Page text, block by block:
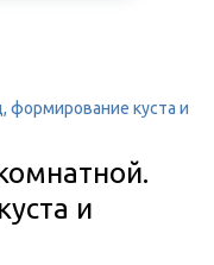
формирование куста и
и